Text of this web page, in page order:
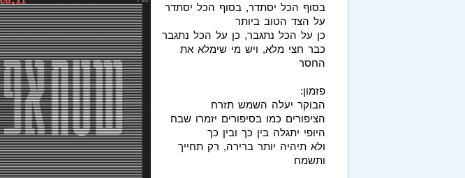
בסוף הכל יסתדר, בסוף הכל יסתדר
על הצד הטוב ביותר
כן על הכל נתגבר, כן על הכל נתגבר
כבר חצי מלא, ויש מי שימלא את
החסר
פזמון:
הבוקר יעלה השמש תזרח
הציפורים כמו בסיפורים יזמרו שבח
היופי יתגלה בין כך ובין כך
ולא תיהיה יותר ברירה, רק תחייך
ותשמח